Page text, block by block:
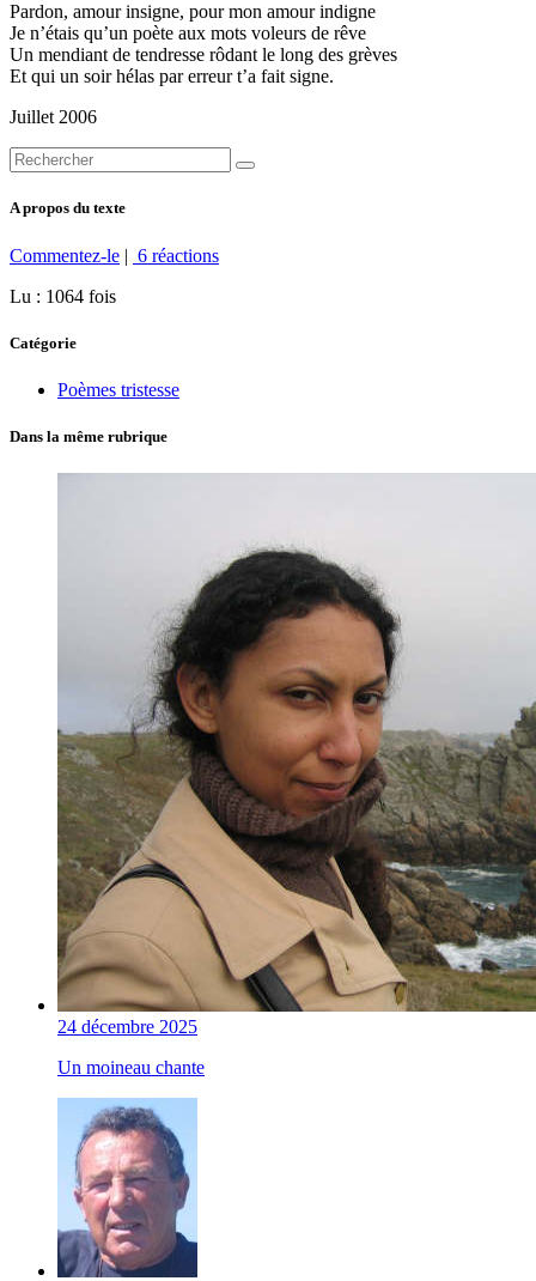
Pardon, amour insigne, pour mon amour indigne
Je n’étais qu’un poète aux mots voleurs de rêve
Un mendiant de tendresse rôdant le long des grèves
Et qui un soir hélas par erreur t’a fait signe.
Juillet 2006
A propos du texte
Commentez-le | 6 réactions
Lu : 1064 fois
Catégorie
Poèmes tristesse
Dans la même rubrique
24 décembre 2025
Un moineau chante